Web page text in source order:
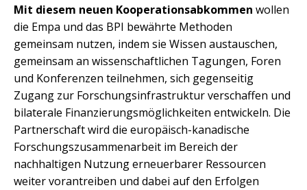
Mit diesem neuen Kooperationsabkommen wollen
die Empa und das BPI bewährte Methoden
gemeinsam nutzen, indem sie Wissen austauschen,
gemeinsam an wissenschaftlichen Tagungen, Foren
und Konferenzen teilnehmen, sich gegenseitig
Zugang zur Forschungsinfrastruktur verschaffen und
bilaterale Finanzierungsmöglichkeiten entwickeln. Die
Partnerschaft wird die europäisch-kanadische
Forschungszusammenarbeit im Bereich der
nachhaltigen Nutzung erneuerbarer Ressourcen
weiter vorantreiben und dabei auf den Erfolgen